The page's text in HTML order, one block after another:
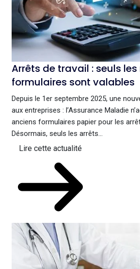
Arrêts de travail : seuls
formulaires sont valables
Depuis le 1er septembre 2025, une
aux entreprises : l’Assurance Maladie
anciens formulaires papier pour les
Désormais, seuls les arrêts...
Lire cette actualité